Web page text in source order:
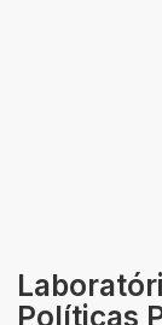
Políticas